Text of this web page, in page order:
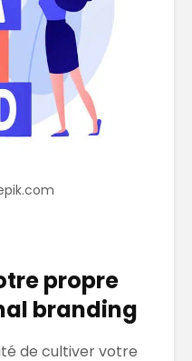
propre
branding
de cultiver votre